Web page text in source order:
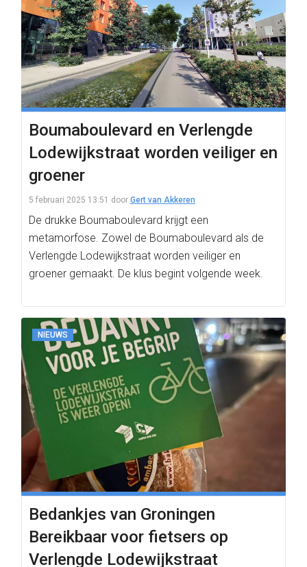
Boumaboulevard en Verlengde
Lodewijkstraat worden veiliger en
groener
5 februari 2025 13:51 door Gert van Akkeren
De drukke Boumaboulevard krijgt een
metamorfose. Zowel de Boumaboulevard als de
Verlengde Lodewijkstraat worden veiliger en
groener gemaakt. De klus begint volgende week.
NIEUWS
Bedankjes van Groningen
Bereikbaar voor fietsers op
Verlengde Lodewijkstraat